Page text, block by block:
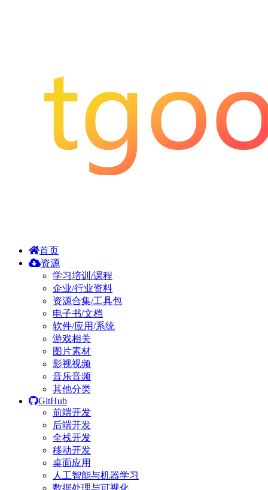
首页
资源
学习培训/课程
企业/行业资料
资源合集/工具包
电子书/文档
软件/应用/系统
游戏相关
图片素材
影视视频
音乐音频
其他分类
GitHub
前端开发
后端开发
全栈开发
移动开发
桌面应用
人工智能与机器学习
数据处理与可视化